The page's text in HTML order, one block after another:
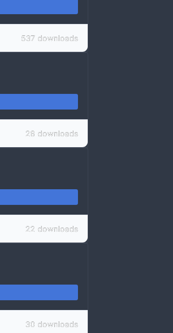
537 downloads
28 downloads
22 downloads
30 downloads